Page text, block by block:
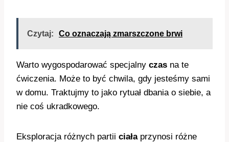
Czytaj: Co oznaczają zmarszczone brwi
Warto wygospodarować specjalny czas na te
ćwiczenia. Może to być chwila, gdy jesteśmy sami
w domu. Traktujmy to jako rytuał dbania o siebie, a
nie coś ukradkowego.
Eksploracja różnych partii ciałaprzynosi różne